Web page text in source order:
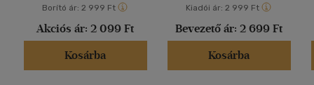
Borító ár: 2 999 Ft
Akciós ár: 2 099 Ft
Kosárba
Kiadói ár: 2 999 Ft
Bevezető ár: 2 699 Ft
Kosárba